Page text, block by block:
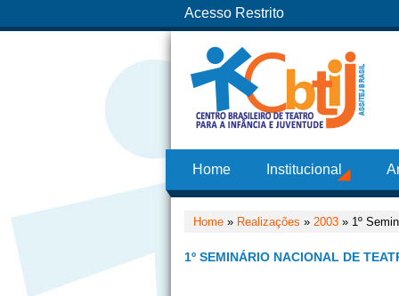
Acesso Restrito
Home Institucional
Home » Realizações » 2003 » 1º
1º SEMINÁRIO NACIONAL DE